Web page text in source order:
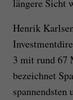
längere Sicht
Henrik
3 mit rund 67
bezeichnet
spannendsten